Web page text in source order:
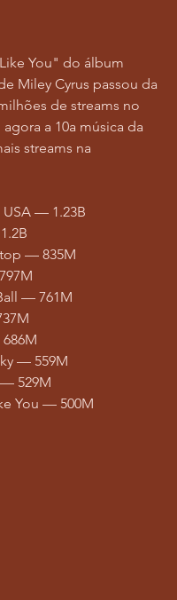
You" do álbum
Miley Cyrus passou da
de streams no
a 10a música da
streams na
USA — 1.23B
— 835M
— 761M
— 559M
529M
You — 500M